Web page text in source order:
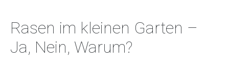
Rasen im kleinen Garten –
Ja, Nein, Warum?